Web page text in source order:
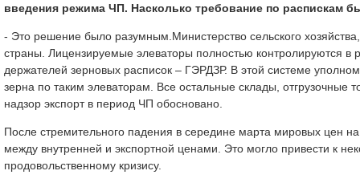
введения режима ЧП. Насколько требование по распискам
- Это решение было разумным.Министерство сельского
страны. Лицензируемые элеваторы полностью контролируются в
держателей зерновых расписок – ГЭРДЗР. В этой системе
зерна по таким элеваторам. Все остальные склады, отгрузочные
надзор экспорт в период ЧП обосновано.
После стремительного падения в середине марта мировых цен
между внутренней и экспортной ценами. Это могло привести к
продовольственному кризису.